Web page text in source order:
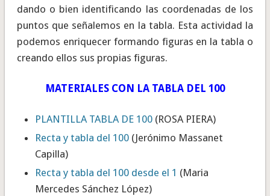
dando o bien identificando las coordenadas de los
puntos que señalemos en la tabla. Esta actividad la
podemos enriquecer formando figuras en la tabla o
creando ellos sus propias figuras.
MATERIALES CON LA TABLA DEL 100
PLANTILLA TABLA DE 100(ROSA PIERA)
Recta y tabla del 100(Jerónimo Massanet
Capilla)
Recta y tabla del 100 desde el 1 (Maria
Mercedes Sánchez López)